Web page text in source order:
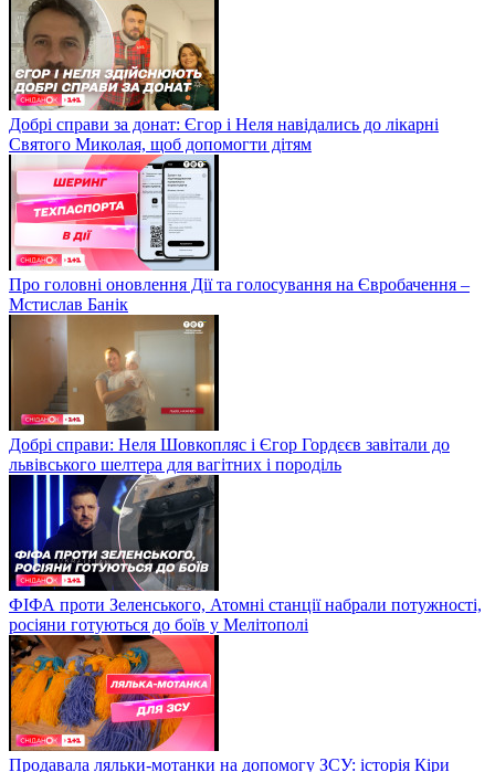
Добрі справи за донат: Єгор і Неля навідались до лікарні
Святого Миколая, щоб допомогти дітям
Про головні оновлення Дії та голосування на Євробачення –
Мстислав Банік
Добрі справи: Неля Шовкопляс і Єгор Гордєєв завітали до
львівського шелтера для вагітних і породіль
ФІФА проти Зеленського, Атомні станції набрали потужності,
росіяни готуються до боїв у Мелітополі
Продавала ляльки-мотанки на допомогу ЗСУ: історія Кіри